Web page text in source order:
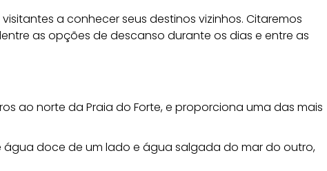
a conhecer seus destinos vizinhos. Citaremos
as opções de descanso durante os dias e entre as
ao norte da Praia do Forte, e proporciona uma das mais
doce de um lado e água salgada do mar do outro,